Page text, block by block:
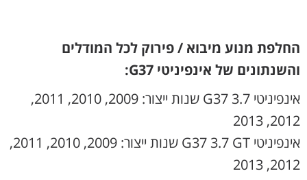
החלפת מנוע מיבוא / פירוק לכל המודלים
והשנתונים של אינפיניטי G37:
אינפיניטי G37 3.7 שנות ייצור: 2009, 2010, 2011,
2012, 2013
אינפיניטי G37 3.7 GT שנות ייצור: 2009, 2010, 2011,
2012, 2013